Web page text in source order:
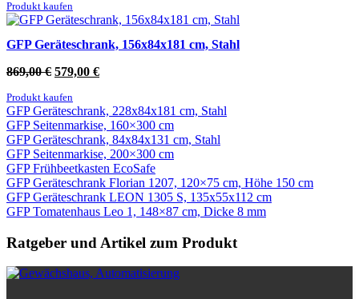
war:
549,90 €389,90 €.
Produkt kaufen
GFP Geräteschrank, 156x84x181 cm, Stahl
869,00€ Ursprünglicher
war:
869,00 €
579,00 €Aktueller
579,00 €.
Produkt kaufen
GFP Geräteschrank, 228x84x181 cm, Stahl
GFP Seitenmarkise, 160×300 cm
GFP Geräteschrank, 84x84x131 cm, Stahl
GFP Seitenmarkise, 200×300 cm
GFP Frühbeetkasten EcoSafe
GFP Geräteschrank Florian 1207, 120×75 cm, Höhe 150 cm
GFP Geräteschrank LEON 1305 S, 135x55x112 cm
GFP Tomatenhaus Leo 1, 148×87 cm, Dicke 8 mm
Ratgeber und Artikel zum Produkt